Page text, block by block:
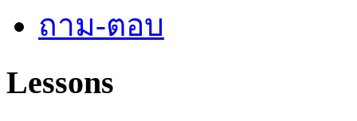
ถาม-ตอบ
Lessons